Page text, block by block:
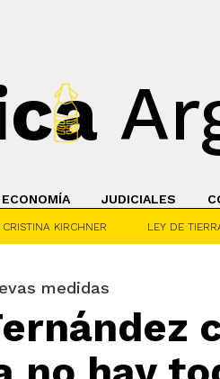
ECONOMÍA JUDICIALES
KIRCHNER LEY DE
medidas